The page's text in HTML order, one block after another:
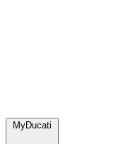
MyDucati